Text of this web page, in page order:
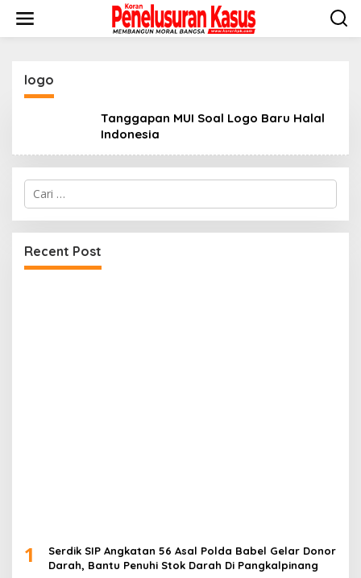
konten
logo
Tanggapan MUI Soal Logo Baru Halal
Indonesia
Cari
untuk:
Recent Post
1
Serdik SIP Angkatan 56 Asal Polda Babel Gelar Donor
Darah, Bantu Penuhi Stok Darah Di Pangkalpinang